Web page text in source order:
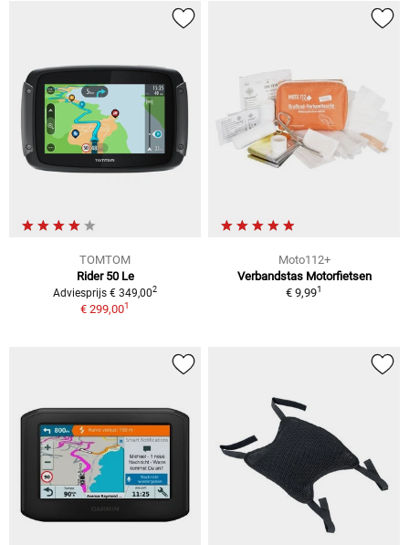
TOMTOM
Rider 50 Le
Adviesprijs € 349,002
€ 299,001
Moto112+
Verbandstas Motorfietsen
€ 9,991